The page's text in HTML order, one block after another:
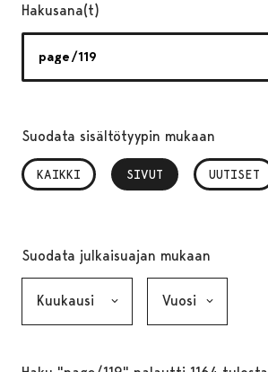
Hakusana(t)
Suodata sisältötyypin mukaan
KAIKKI SIVUT
, VALITTU UUTISET
Suodata julkaisuajan mukaan